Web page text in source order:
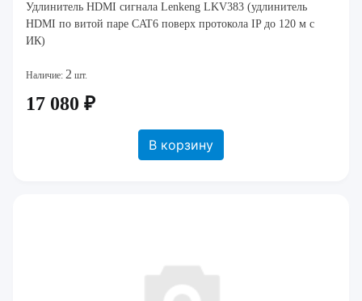
Удлинитель HDMI сигнала Lenkeng LKV383 (удлинитель
HDMI по витой паре CAT6 поверх протокола IP до 120 м с
ИК)
Наличие: 2 шт.
17 080 ₽
В корзину